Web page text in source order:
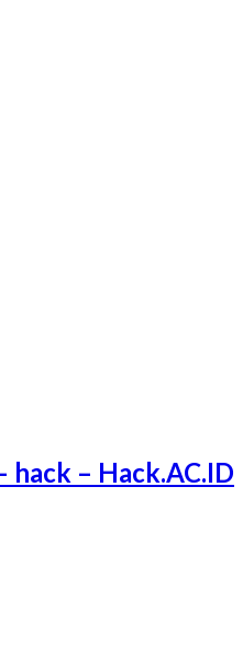
hack – Hack.AC.ID